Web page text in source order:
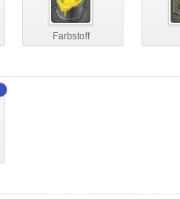
Farbstoff